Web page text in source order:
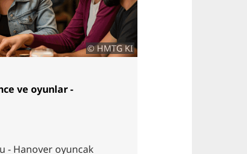
© HMTG KI
ve oyunlar -
- Hanover oyuncak